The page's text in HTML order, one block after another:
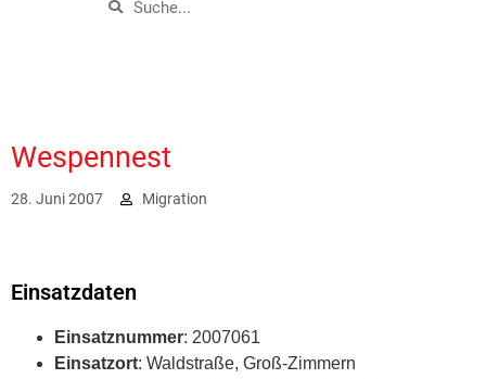
Wespennest
28. Juni 2007 Migration
Einsatzdaten
Einsatznummer: 2007061
Einsatzort: Waldstraße, Groß-Zimmern